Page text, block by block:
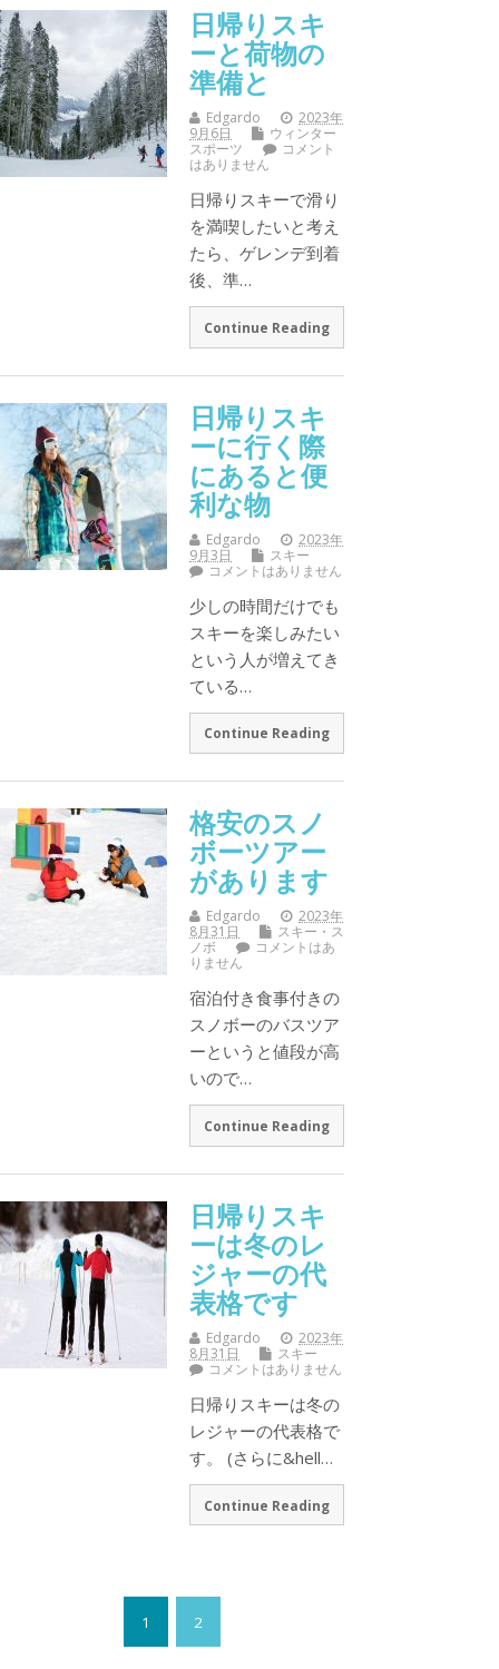
日帰りスキ
ーと荷物の
準備と
Edgardo
2023年
9月6日
ウィンター
スポーツ
コメント
はありません
日帰りスキーで滑り
を満喫したいと考え
たら、ゲレンデ到着
後、準…
Continue Reading
日帰りスキ
ーに行く際
にあると便
利な物
Edgardo
2023年
9月3日
スキー
コメントはありません
少しの時間だけでも
スキーを楽しみたい
という人が増えてき
ている…
Continue Reading
格安のスノ
ボーツアー
があります
Edgardo
2023年
8月31日
スキー・ス
ノボ
コメントはあ
りません
宿泊付き食事付きの
スノボーのバスツア
ーというと値段が高
いので…
Continue Reading
日帰りスキ
ーは冬のレ
ジャーの代
表格です
Edgardo
2023年
8月31日
スキー
コメントはありません
日帰りスキーは冬の
レジャーの代表格で
す。 (さらに&hell…
Continue Reading
1 2